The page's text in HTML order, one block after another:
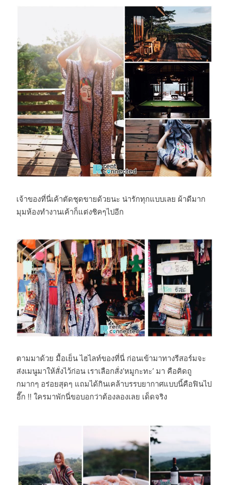
เจ้าของที่นี่เค้าตัดชุดขายด้วยนะ น่ารักทุกแบบเลย ผ้าดีมาก
มุมห้องทำงานเค้าก็แต่งชิคๆไปอีก
ตามมาด้วย มื้อเย็น ไฮไลท์ของที่นี่ ก่อนเข้ามาทางรีสอร์มจะ
ส่งเมนูมาให้สั่งไว้ก่อน เราเลือกสั่ง’หมูกะทะ’ มา คือคิดถู
กมากๆ อร่อยสุดๆ แถมได้กินเคล้าบรรบยากาศแบบนี้คือฟินไป
อี๊ก !! ใครมาพักนี่ขอบอกว่าต้องลองเลย เด็ดจริง